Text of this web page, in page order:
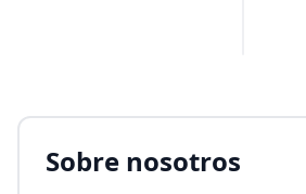
Sobre nosotros